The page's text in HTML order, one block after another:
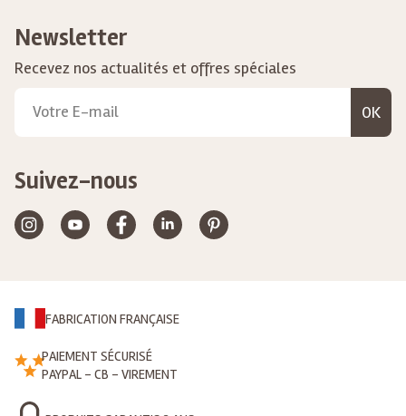
Newsletter
Recevez nos actualités et offres spéciales
OK
Suivez-nous
FABRICATION FRANÇAISE
PAIEMENT SÉCURISÉ
PAYPAL - CB - VIREMENT